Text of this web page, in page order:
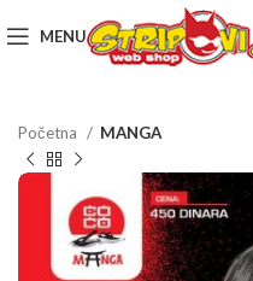
MENU
Početna MANGA